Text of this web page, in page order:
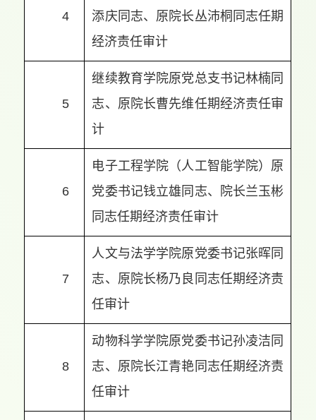
4
添庆同志、原院长丛沛桐同志任期
经济责任审计
5
继续教育学院原党总支书记林楠同
志、原院长曹先维任期经济责任审
计
6
电子工程学院（人工智能学院）原
党委书记钱立雄同志、院长兰玉彬
同志任期经济责任审计
7
人文与法学学院原党委书记张晖同
志、原院长杨乃良同志任期经济责
任审计
8
动物科学学院原党委书记孙凌洁同
志、原院长江青艳同志任期经济责
任审计